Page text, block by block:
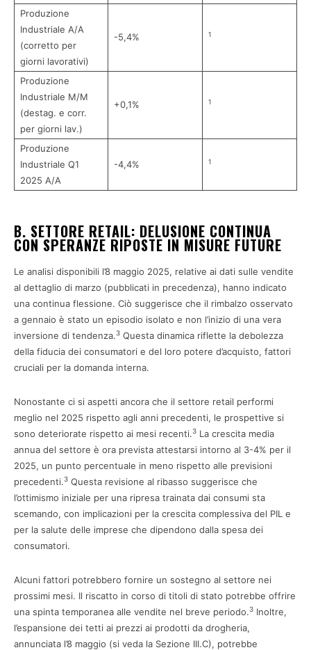
Produzione
Industriale A/A
(corretto per
giorni lavorativi)
-5,4% 1
Produzione
Industriale M/M
(destag. e corr.
per giorni lav.)
+0,1% 1
Produzione
Industriale Q1
2025 A/A
-4,4% 1
B. SETTORE RETAIL: DELUSIONE CONTINUA
CON SPERANZE RIPOSTE IN MISURE FUTURE
Le analisi disponibili l’8 maggio 2025, relative ai dati sulle vendite
al dettaglio di marzo (pubblicati in precedenza), hanno indicato
una continua flessione. Ciò suggerisce che il rimbalzo osservato
a gennaio è stato un episodio isolato e non l’inizio di una vera
inversione di tendenza.3 Questa dinamica riflette la debolezza
della fiducia dei consumatori e del loro potere d’acquisto, fattori
cruciali per la domanda interna.
Nonostante ci si aspetti ancora che il settore retail performi
meglio nel 2025 rispetto agli anni precedenti, le prospettive si
sono deteriorate rispetto ai mesi recenti.3 La crescita media
annua del settore è ora prevista attestarsi intorno al 3-4% per il
2025, un punto percentuale in meno rispetto alle previsioni
precedenti.3 Questa revisione al ribasso suggerisce che
l’ottimismo iniziale per una ripresa trainata dai consumi sta
scemando, con implicazioni per la crescita complessiva del PIL e
per la salute delle imprese che dipendono dalla spesa dei
consumatori.
Alcuni fattori potrebbero fornire un sostegno al settore nei
prossimi mesi. Il riscatto in corso di titoli di stato potrebbe offrire
una spinta temporanea alle vendite nel breve periodo.3 Inoltre,
l’espansione dei tetti ai prezzi ai prodotti da drogheria,
annunciata l’8 maggio (si veda la Sezione III.C), potrebbe